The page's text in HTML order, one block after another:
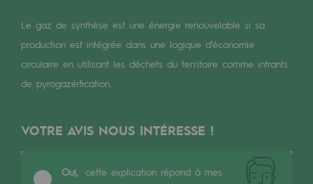
Gouvernance
Indicateurs
Où nous trouver
Les énergies d'avenir
Le gaz de synthèse est une énergie renouvelable si sa
production est intégrée dans une logique d’économie
circulaire en utilisant les déchets du territoire comme intrants
de pyrogazéification.
VOTRE AVIS NOUS INTÉRESSE !
Oui, cette explication répond à mes